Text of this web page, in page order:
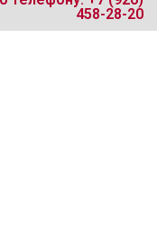
458-28-20